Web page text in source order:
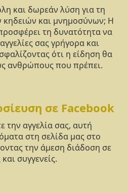
και δωρεάν λύση για τη
κηδειών και μνημοσύνων; Η
τη δυνατότητα να
σας γρήγορα και
ότι η είδηση θα
ανθρώπους που πρέπει.
σε Facebook
την αγγελία σας, αυτή
στη σελίδα μας στο
την άμεση διάδοση σε
συγγενείς.